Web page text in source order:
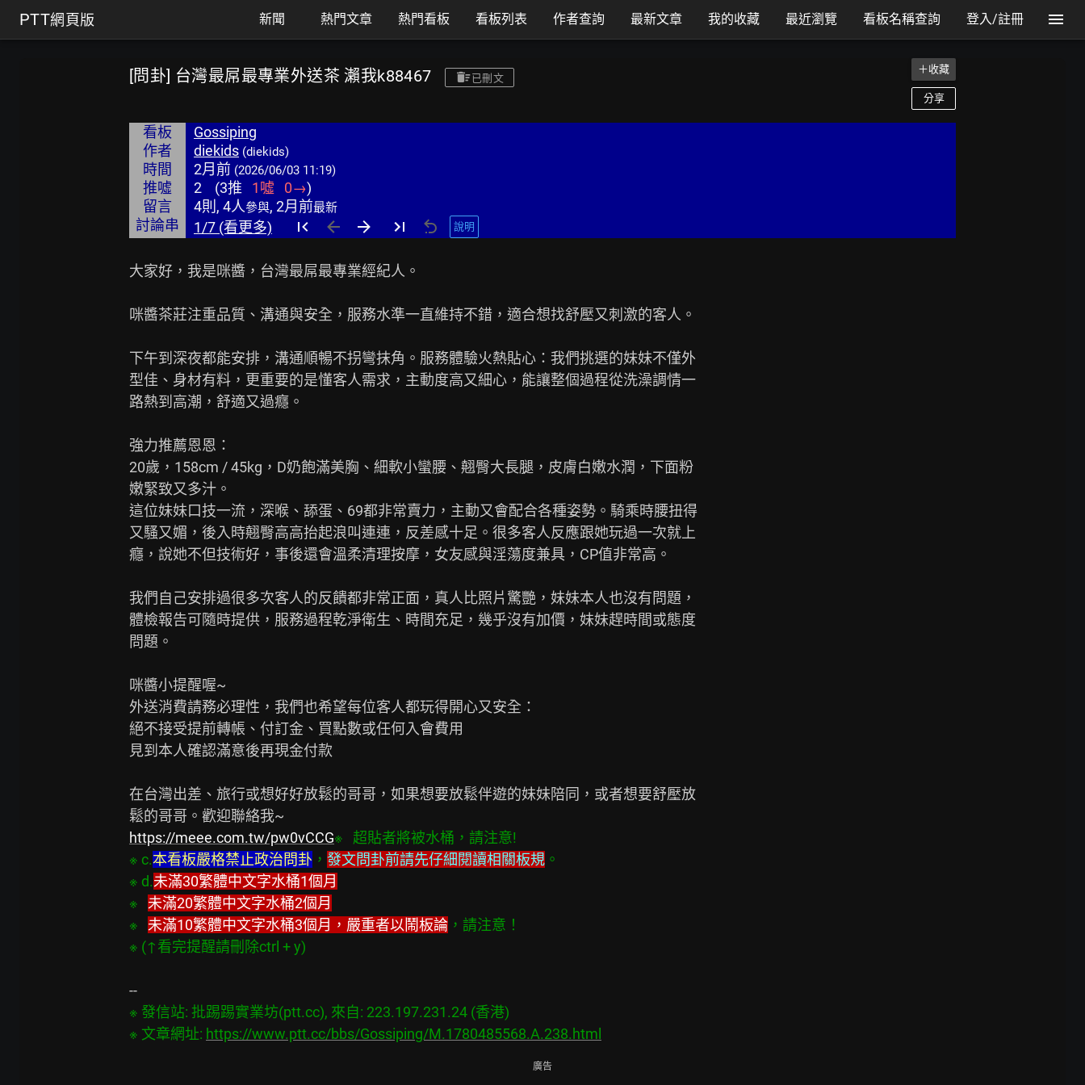
PTT網頁版 新聞 熱門文章 熱門看板 看板列表 作者查詢 最新文章 我的收藏 最近瀏覽 看板名稱查詢 登入/註冊
[問卦] 台灣最屌最專業外送茶 瀨我k88467 已刪文
＋收藏
分享
看板
Gossiping
作者
diekids (diekids)
時間 2月前 (2026/06/03 11:19)
推噓 2 (3推 1噓 0→)
留言
4則, 4人參與, 2月前最新
討論串 1/7 (看更多) 說明
大家好，我是咪醬，台灣最屌最專業經紀人。
咪醬茶莊注重品質、溝通與安全，服務水準一直維持不錯，適合想找舒壓又刺激的客人。
下午到深夜都能安排，溝通順暢不拐彎抹角。服務體驗火熱貼心：我們挑選的妹妹不僅外
型佳、身材有料，更重要的是懂客人需求，主動度高又細心，能讓整個過程從洗澡調情一
路熱到高潮，舒適又過癮。
強力推薦恩恩：
20歲，158cm / 45kg，D奶飽滿美胸、細軟小蠻腰、翹臀大長腿，皮膚白嫩水潤，下面粉
嫩緊致又多汁。
這位妹妹口技一流，深喉、舔蛋、69都非常賣力，主動又會配合各種姿勢。騎乘時腰扭得
又騷又媚，後入時翹臀高高抬起浪叫連連，反差感十足。很多客人反應跟她玩過一次就上
癮，說她不但技術好，事後還會溫柔清理按摩，女友感與淫蕩度兼具，CP值非常高。
我們自己安排過很多次客人的反饋都非常正面，真人比照片驚艷，妹妹本人也沒有問題，
體檢報告可隨時提供，服務過程乾淨衛生、時間充足，幾乎沒有加價，妹妹趕時間或態度
問題。
咪醬小提醒喔~
外送消費請務必理性，我們也希望每位客人都玩得開心又安全：
絕不接受提前轉帳、付訂金、買點數或任何入會費用
見到本人確認滿意後再現金付款
在台灣出差、旅行或想好好放鬆的哥哥，如果想要放鬆伴遊的妹妹陪同，或者想要舒壓放
https://meee.com.tw/pw0vCCG※   超貼者將被水桶，請注意!
※ c.本看板嚴格禁止政治問卦 ， 發文問卦前請先仔細閱讀相關板規 。
※ d.未滿30繁體中文字水桶1個月
※ 未滿20繁體中文字水桶2個月
※ 未滿10繁體中文字水桶3個月，嚴重者以鬧板論 ，請注意！
※ (↑看完提醒請刪除ctrl + y)
※ 發信站: 批踢踢實業坊(ptt.cc), 來自: 223.197.231.24 (香港)
※ 文章網址: https://www.ptt.cc/bbs/Gossiping/M.1780485568.A.238.html
廣告